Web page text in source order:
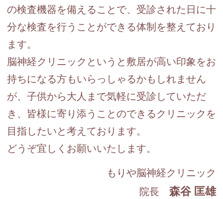
の検査機器を備えることで、受診された日に十
分な検査を行うことができる体制を整えており
ます。
脳神経クリニックというと敷居が高い印象をお
持ちになる方もいらっしゃるかもしれません
が、子供から大人まで気軽に受診していただ
き、皆様に寄り添うことのできるクリニックを
目指したいと考えております。
どうぞ宜しくお願いいたします。
もりや脳神経クリニック
院長 森谷 匡雄